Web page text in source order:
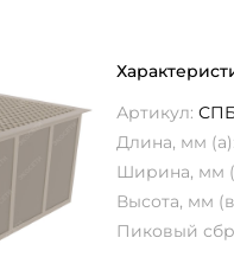
Артикул:
Длина, мм (а):
Ширина, мм
Высота, мм
Пиковый